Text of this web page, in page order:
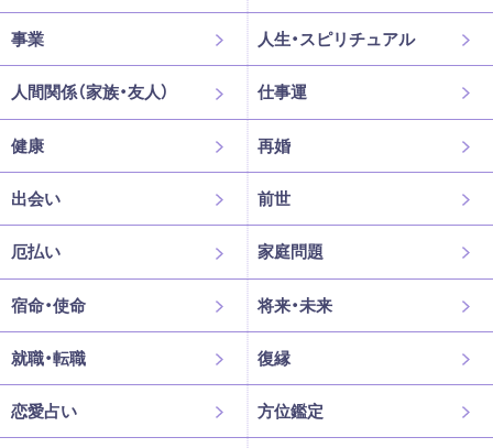
事業 人生・スピリチュアル
人間関係（家族・友人） 仕事運
健康 再婚
出会い 前世
厄払い 家庭問題
宿命・使命 将来・未来
就職・転職 復縁
恋愛占い 方位鑑定